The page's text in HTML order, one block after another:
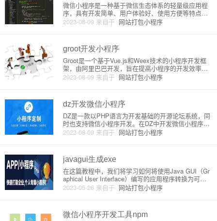
2023-08-09 来自于 网站打包小程序
微信小程序是一种基于微信生态体系的轻量级应用程
序，具有开发简单、用户体验好、使用方便等特点。
而开发微信小程序需要安装对应的开发工具，因此本
文章将介绍如何在Mac上开发微信小程序链接。1. 安
的必备工具，因此需要
groot开发小程序
2023-08-09 来自于 网站打包小程序
Groot是一个基于Vue.js和Weex技术的小程序开发框
架，由阿里巴巴开发，旨在提高小程序的开发效率和
用户体验。下面将详细介绍Groot的原理和开发流程。
一、Groot的原理Groot基于Vue.js和Weex技术，利用
dz开发微信小程序
2023-08-09 来自于 网站打包小程序
DZ是一款以PHP语言为开发基础的开源论坛系统，同
时也支持微信小程序开发。在DZ中开发微信小程序需
要借助第三方插件和开发工具，下面就来详细介绍一
下。一、插件安装DZ中的微信小程序插件为WeChatA
缩，将插件
javagui生成exe
2023-05-26 来自于 网站打包小程序
在这篇教程中，我们将学习如何将使用Java GUI（Gr
aphical User Interface）编写的应用程序转换为可执
行的EXE文件。Java GUI通常是基于Java Foundation
Classes（JFC）和Abstract Window
微信小程序开发工具npm